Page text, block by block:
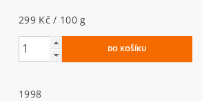
299 Kč / 100 g
1998